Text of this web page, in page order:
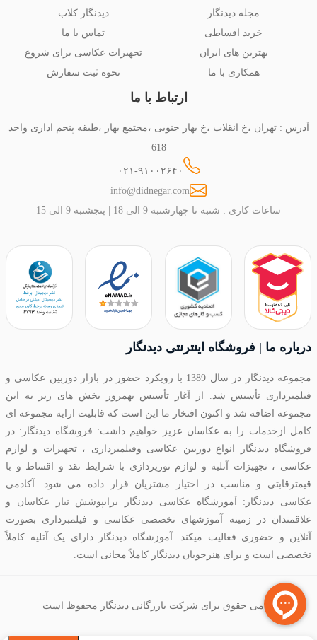
مجله دیدنگار
خرید اقساطی
بهترین های ایران
همکاری با ما
دیدنگار کلاب
تماس با ما
تجهیزات عکاسی برای شروع
نحوه ثبت سفارش
ارتباط با ما
آدرس : تهران ،خ انقلاب ،خ بهار جنوبی ،مجتمع بهار ،طبقه پنجم اداری واحد
618
۰۲۱-۹۱۰۰۲۶۴۰
info@didnegar.com
ساعات کاری : شنبه تا چهارشنبه 9 الی 18 | پنجشنبه 9 الی 15
درباره ما | فروشگاه اینترنتی دیدنگار
مجموعه دیدنگار در سال 1389 با رویکرد حضور در بازار دوربین عکاسی و
فیلمبرداری تأسیس شد. از آغاز تأسیس بهمرور بخش های زیر به این
مجموعه اضافه شد و اکنون افتخار ما این است که قابلیت ارایه مجموعه ای
کامل ازخدمات را به عکاسان عزیز خواهیم داشت: فروشگاه دیدنگار: در
فروشگاه دیدنگار انواع دوربین عکاسی وفیلمبرداری ، تجهیزات و لوازم
عکاسی ، تجهیزات آتلیه و لوازم نورپردازی با شرایط نقد و اقساط و با
قیمترقابتی و مناسب در اختیار مشتریان قرار داده می شود. آکادمی
عکاسی دیدنگار: آموزشگاه عکاسی دیدنگار برایپوشش نیاز عکاسان و
علاقمندان در زمینه آموزشهای تخصصی عکاسی و فیلمبرداری بصورت
آنلاین و حضوری فعالیت میکند. آموزشگاه دیدنگار دارای یک آتلیه کاملاً
تخصصی است و برای هنرجویان دیدنگار کاملاً مجانی است.
تمامی حقوق برای شرکت بازرگانی دیدنگار محفوظ است